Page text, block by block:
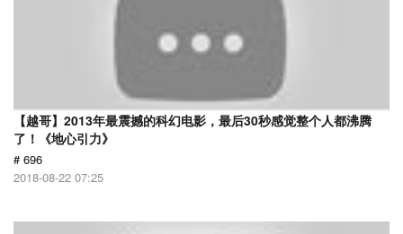
【越哥】2013年最震撼的科幻电影，最后30秒感觉整个人都沸腾
了！《地心引力》
# 696
2018-08-22 07:25